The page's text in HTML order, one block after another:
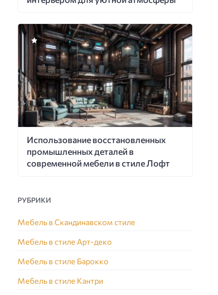
Использование восстановленных
промышленных деталей в
современной мебели в стиле Лофт
РУБРИКИ
Мебель в Скандинавском стиле
Мебель в стиле Арт-деко
Мебель в стиле Барокко
Мебель в стиле Кантри